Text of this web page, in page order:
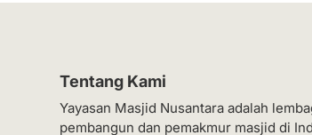
Tentang Kami
Yayasan Masjid Nusantara adalah
pembangun dan pemakmur masjid di